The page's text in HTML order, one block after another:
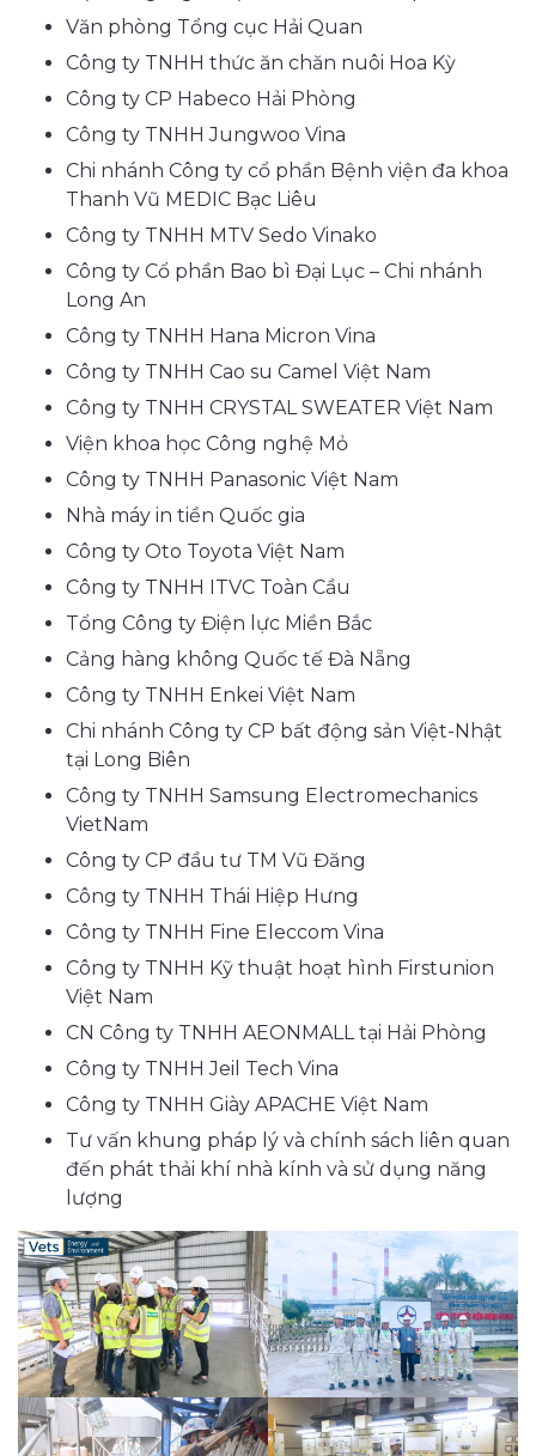
Văn phòng Tổng cục Hải Quan
Công ty TNHH thức ăn chăn nuôi Hoa Kỳ
Công ty CP Habeco Hải Phòng
Công ty TNHH Jungwoo Vina
Chi nhánh Công ty cổ phần Bệnh viện đa khoa
Thanh Vũ MEDIC Bạc Liêu
Công ty TNHH MTV Sedo Vinako
Công ty Cổ phần Bao bì Đại Lục – Chi nhánh
Long An
Công ty TNHH Hana Micron Vina
Công ty TNHH Cao su Camel Việt Nam
Công ty TNHH CRYSTAL SWEATER Việt Nam
Viện khoa học Công nghệ Mỏ
Công ty TNHH Panasonic Việt Nam
Nhà máy in tiền Quốc gia
Công ty Oto Toyota Việt Nam
Công ty TNHH ITVC Toàn Cầu
Tổng Công ty Điện lực Miền Bắc
Cảng hàng không Quốc tế Đà Nẵng
Công ty TNHH Enkei Việt Nam
Chi nhánh Công ty CP bất động sản Việt-Nhật
tại Long Biên
Công ty TNHH Samsung Electromechanics
VietNam
Công ty CP đầu tư TM Vũ Đăng
Công ty TNHH Thái Hiệp Hưng
Công ty TNHH Fine Eleccom Vina
Công ty TNHH Kỹ thuật hoạt hình Firstunion
Việt Nam
CN Công ty TNHH AEONMALL tại Hải Phòng
Công ty TNHH Jeil Tech Vina
Công ty TNHH Giày APACHE Việt Nam
Tư vấn khung pháp lý và chính sách liên quan
đến phát thải khí nhà kính và sử dụng năng
lượng